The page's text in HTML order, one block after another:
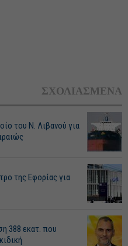
ΣΧΟΛΙΑΣΜΕΝΑ
του Ν. Λιβανού για
της Εφορίας για
388 εκατ. που